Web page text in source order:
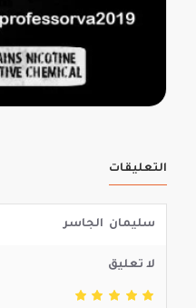
التعليقات
سليمان الجاسر
لا تعليق